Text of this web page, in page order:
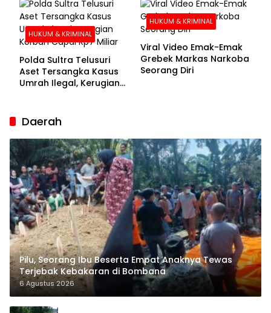
HUKUM & KRIMINAL
Polda Sultra Telusuri
Aset Tersangka Kasus
Umrah Ilegal, Kerugian
HUKUM & KRIMINAL
Viral Video Emak-Emak
Grebek Markas Narkoba
Seorang Diri
Daerah
Pilu, Seorang Ibu Beserta Empat Anaknya Tewas
Terjebak Kebakaran di Bombana
6 Agustus 2026